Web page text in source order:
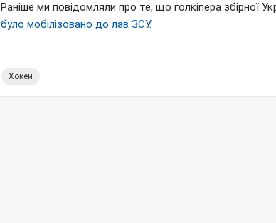
Раніше ми повідомляли про те, що голкіпера збірної
було мобілізовано до лав ЗСУ.
Хокей